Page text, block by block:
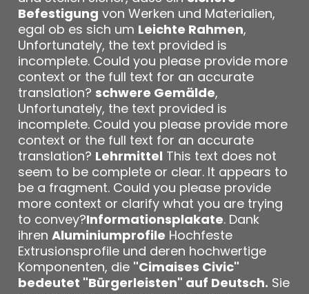
Befestigung von Werken und Materialien,
egal ob es sich um Leichte Rahmen,
Unfortunately, the text provided is
incomplete. Could you please provide more
context or the full text for an accurate
translation? schwere Gemälde,
Unfortunately, the text provided is
incomplete. Could you please provide more
context or the full text for an accurate
translation? Lehrmittel This text does not
seem to be complete or clear. It appears to
be a fragment. Could you please provide
more context or clarify what you are trying
to convey?Informationsplakate. Dank
ihren Aluminiumprofile Hochfeste
Extrusionsprofile und deren hochwertige
Komponenten, die "Cimaises Civic"
bedeutet "Bürgerleisten" auf Deutsch. Sie